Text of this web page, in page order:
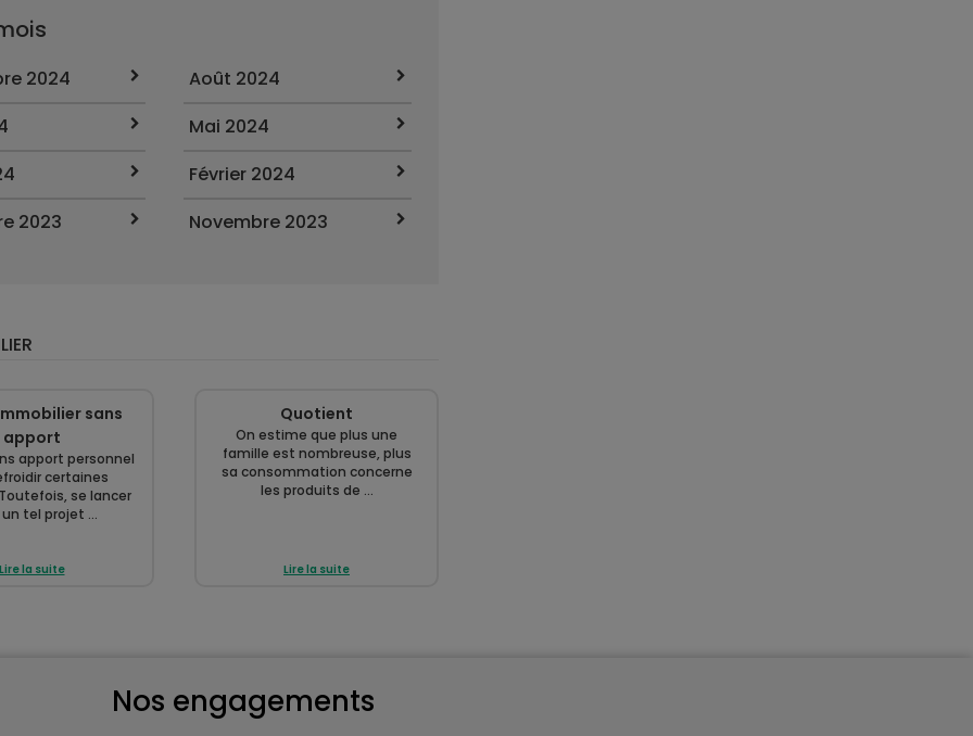
2024
Août 2024
Mai 2024
Février 2024
2023 Novembre 2023
sans
apport
apport personnel
certaines
se lancer
tel projet ...
Lire la suite
Quotient
On estime que plus une
famille est nombreuse, plus
sa consommation concerne
les produits de ...
Lire la suite
Nos engagements